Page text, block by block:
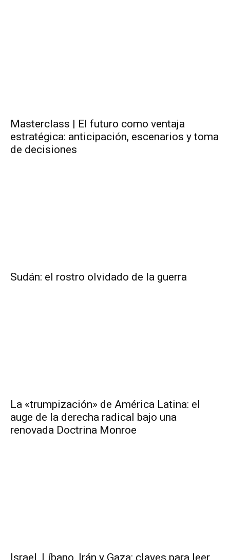
Masterclass | El futuro como ventaja
estratégica: anticipación, escenarios y toma
de decisiones
Sudán: el rostro olvidado de la guerra
La «trumpización» de América Latina: el
auge de la derecha radical bajo una
renovada Doctrina Monroe
Israel, Líbano, Irán y Gaza: claves para leer